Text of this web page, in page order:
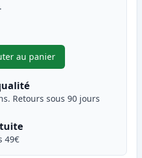
au panier
,Pack de 5 Brother LC1000
Retours sous 90 jours
49€